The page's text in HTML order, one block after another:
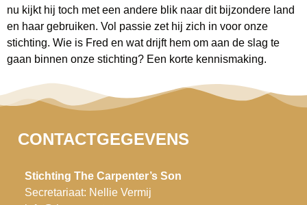
nu kijkt hij toch met een andere blik naar dit bijzondere land
en haar gebruiken. Vol passie zet hij zich in voor onze
stichting. Wie is Fred en wat drijft hem om aan de slag te
gaan binnen onze stichting? Een korte kennismaking.
CONTACTGEGEVENS
Stichting The Carpenter’s Son
Secretariaat: Nellie Vermij